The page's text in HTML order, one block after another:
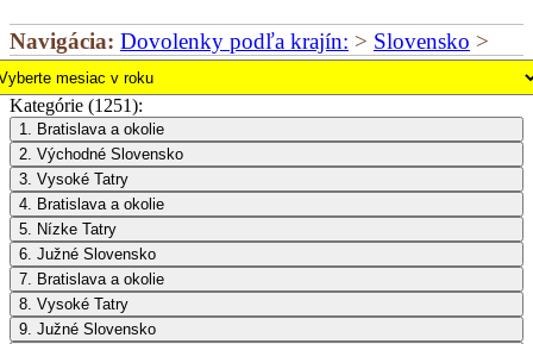
Navigácia: Dovolenky podľa krajín: > Slovensko >
Kategórie (1251):
1. Bratislava a okolie
2. Východné Slovensko
3. Vysoké Tatry
4. Bratislava a okolie
5. Nízke Tatry
6. Južné Slovensko
7. Bratislava a okolie
8. Vysoké Tatry
9. Južné Slovensko